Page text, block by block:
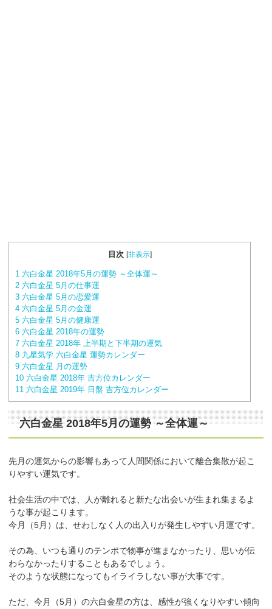
目次 [非表示]
1 六白金星 2018年5月の運勢 ～全体運～
2 六白金星 5月の仕事運
3 六白金星 5月の恋愛運
4 六白金星 5月の金運
5 六白金星 5月の健康運
6 六白金星 2018年の運勢
7 六白金星 2018年 上半期と下半期の運気
8 九星気学 六白金星 運勢カレンダー
9 六白金星 月の運勢
10 六白金星 2018年 吉方位カレンダー
11 六白金星 2019年 日盤 吉方位カレンダー
六白金星 2018年5月の運勢～全体運～
先月の運気からの影響もあって人間関係において離合集散が起こ
りやすい運気です。
社会生活の中では、人が離れると新たな出会いが生まれ集まるよ
うな事が起こります。
今月（5月）は、せわしなく人の出入りが発生しやすい月運です。
その為、いつも通りのテンポで物事が進まなかったり、思いが伝
わらなかったりすることもあるでしょう。
そのような状態になってもイライラしない事が大事です。
ただ、今月（5月）の六白金星の方は、感性が強くなりやすい傾向